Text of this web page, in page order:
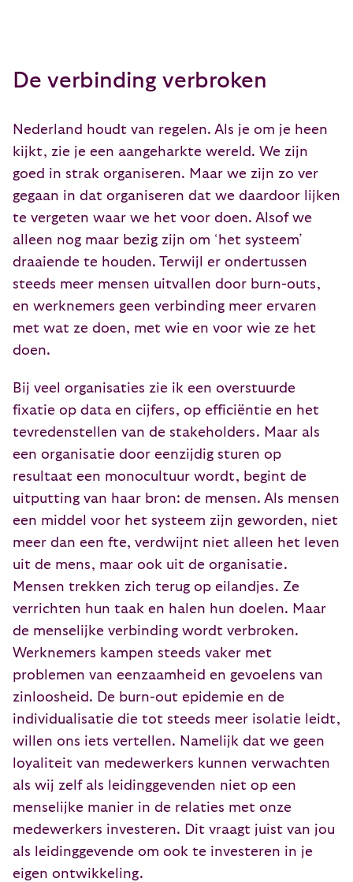
De verbinding verbroken
Nederland houdt van regelen. Als je om je heen
kijkt, zie je een aangeharkte wereld. We zijn
goed in strak organiseren. Maar we zijn zo ver
gegaan in dat organiseren dat we daardoor lijken
te vergeten waar we het voor doen. Alsof we
alleen nog maar bezig zijn om ‘het systeem’
draaiende te houden. Terwijl er ondertussen
steeds meer mensen uitvallen door burn-outs,
en werknemers geen verbinding meer ervaren
met wat ze doen, met wie en voor wie ze het
doen.
Bij veel organisaties zie ik een overstuurde
fixatie op data en cijfers, op efficiëntie en het
tevredenstellen van de stakeholders. Maar als
een organisatie door eenzijdig sturen op
resultaat een monocultuur wordt, begint de
uitputting van haar bron: de mensen. Als mensen
een middel voor het systeem zijn geworden, niet
meer dan een fte, verdwijnt niet alleen het leven
uit de mens, maar ook uit de organisatie.
Mensen trekken zich terug op eilandjes. Ze
verrichten hun taak en halen hun doelen. Maar
de menselijke verbinding wordt verbroken.
Werknemers kampen steeds vaker met
problemen van eenzaamheid en gevoelens van
zinloosheid. De burn-out epidemie en de
individualisatie die tot steeds meer isolatie leidt,
willen ons iets vertellen. Namelijk dat we geen
loyaliteit van medewerkers kunnen verwachten
als wij zelf als leidinggevenden niet op een
menselijke manier in de relaties met onze
medewerkers investeren. Dit vraagt juist van jou
als leidinggevende om ook te investeren in je
eigen ontwikkeling.